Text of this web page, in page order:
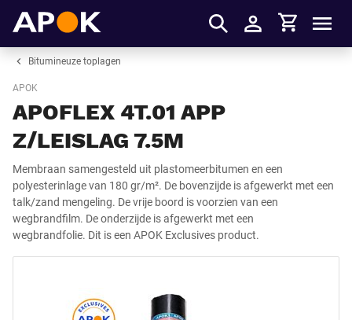
Inloggen
Winkelmandje
Bitumineuze toplagen
APOK
APOFLEX 4T.01 APP
Z/LEISLAG 7.5M
Membraan samengesteld uit plastomeerbitumen en een
polyesterinlage van 180 gr/m². De bovenzijde is afgewerkt met een
talk/zand mengeling. De vrije boord is voorzien van een
wegbrandfilm. De onderzijde is afgewerkt met een
wegbrandfolie. Dit is een APOK Exclusives product.